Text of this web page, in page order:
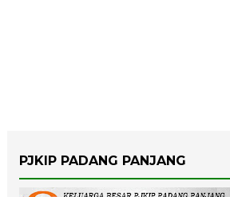
PJKIP PADANG PANJANG